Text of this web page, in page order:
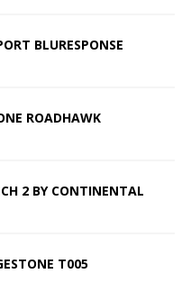
BLURESPONSE
ROADHAWK
2 BY CONTINENTAL
T005